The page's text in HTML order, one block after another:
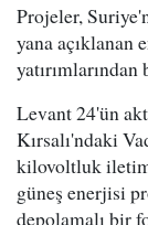
Projeler,
yana
Levant 24'ün
Kırsalı'ndaki
kilovoltluk iletim
güneş enerjisi
depolamalı bir